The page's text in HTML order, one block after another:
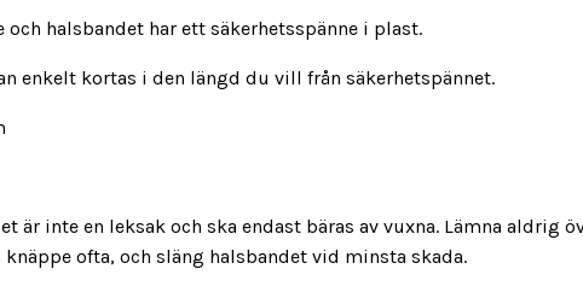
halsbandet har ett säkerhetsspänne i plast.
enkelt kortas i den längd du vill från säkerhetspännet.
är inte en leksak och ska endast bäras av vuxna. Lämna
ofta, och släng halsbandet vid minsta skada.